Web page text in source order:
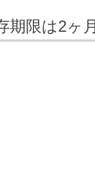
期限は2ヶ月